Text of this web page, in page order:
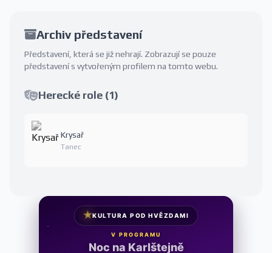
Archiv představení
Představení, která se již nehrají. Zobrazují se pouze
představení s vytvořeným profilem na tomto webu.
Herecké role (1)
Krysař
Tanec
★KULTURA POD HVĚZDAMI
V PROGRAMU
Noc na Karlštejně